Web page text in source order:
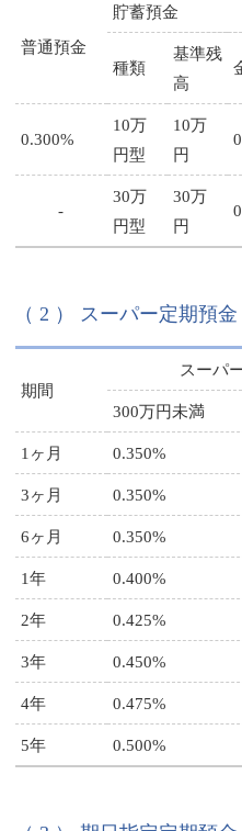
普通預金
貯蓄預金
種類
基準残
高
0.300%
10万
円型
10万
円
-
30万
円型
30万
円
（ 2 ） スーパー定期預
期間
スーパ
300万円未満
1ヶ月 0.350%
3ヶ月 0.350%
6ヶ月 0.350%
1年 0.400%
2年 0.425%
3年 0.450%
4年 0.475%
5年 0.500%